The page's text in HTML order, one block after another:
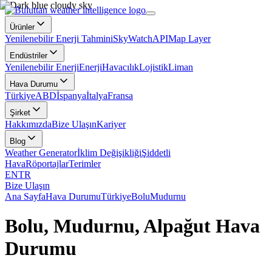
Ürünler
Yenilenebilir Enerji TahminiSkyWatchAPIMap Layer
Endüstriler
Yenilenebilir EnerjiEnerjiHavacılıkLojistikLiman
Hava Durumu
TürkiyeABDİspanyaİtalyaFransa
Şirket
HakkımızdaBize UlaşınKariyer
Blog
Weather Generatorİklim DeğişikliğiŞiddetli
HavaRöportajlarTerimler
ENTR
Bize Ulaşın
Ana SayfaHava DurumuTürkiyeBoluMudurnu
Bolu, Mudurnu, Alpağut Hava
Durumu